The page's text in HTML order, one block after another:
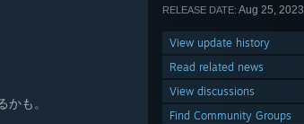
RELEASE DATE: Aug 25, 2023
View update history
Read related news
View discussions
Find Community Groups
も。